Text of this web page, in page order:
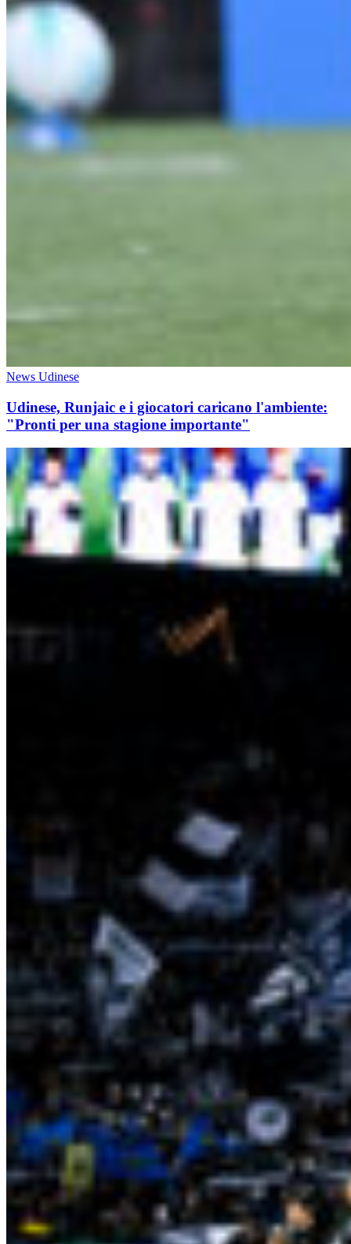
News Udinese
Udinese, Runjaic e i giocatori caricano l'ambiente:
"Pronti per una stagione importante"